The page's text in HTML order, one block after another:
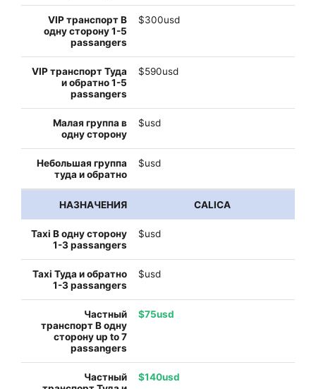
$300usd
$590usd
$usd
$usd
CALICA
$usd
$usd
$75usd
$140usd